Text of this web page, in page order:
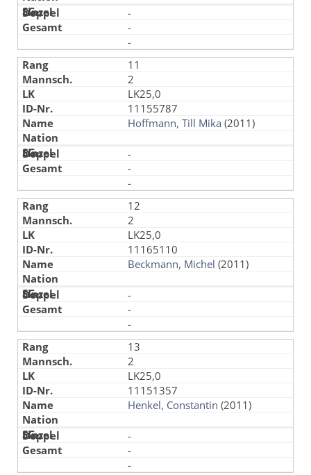
-
-
-
11
2
LK25,0
11155787
Hoffmann, Till Mika (2011)
-
-
-
12
2
LK25,0
11165110
Beckmann, Michel (2011)
-
-
-
13
2
LK25,0
11151357
Henkel, Constantin (2011)
-
-
-